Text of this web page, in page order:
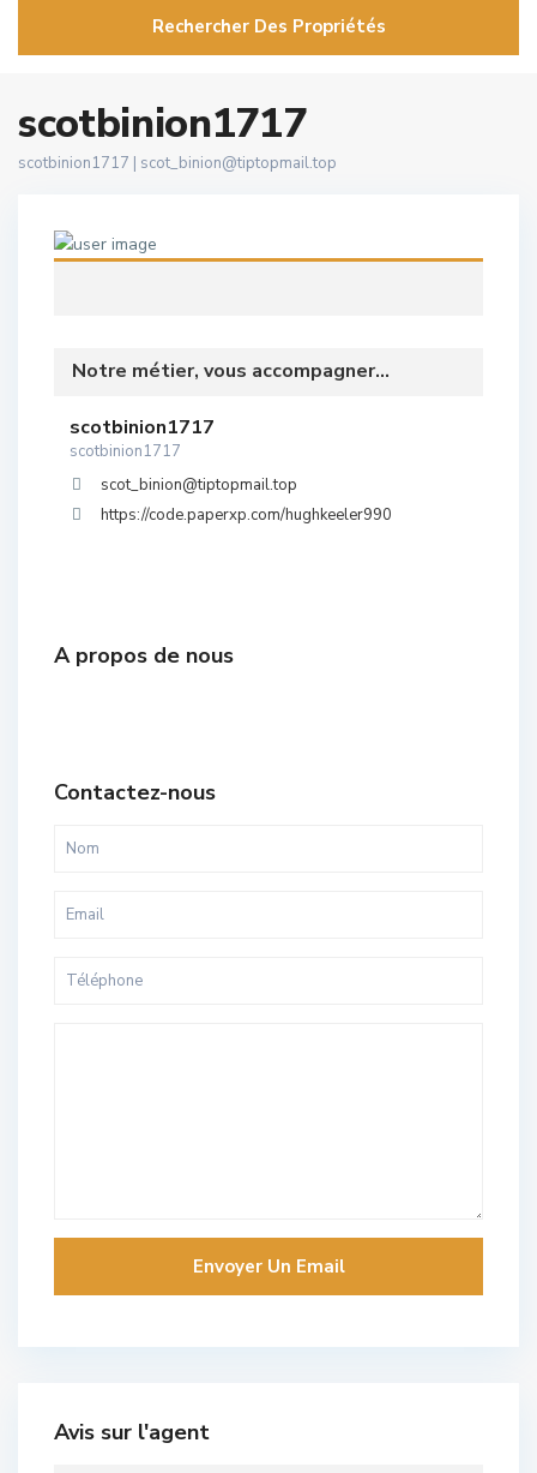
Rechercher Des Propriétés
scotbinion1717
scotbinion1717 | scot_binion@tiptopmail.top
Notre métier, vous accompagner...
scotbinion1717
scotbinion1717
scot_binion@tiptopmail.top
https://code.paperxp.com/hughkeeler990
A propos de nous
Contactez-nous
Avis sur l'agent